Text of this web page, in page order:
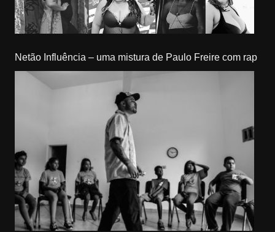
Netão Influência – uma mistura de Paulo Freire com rap